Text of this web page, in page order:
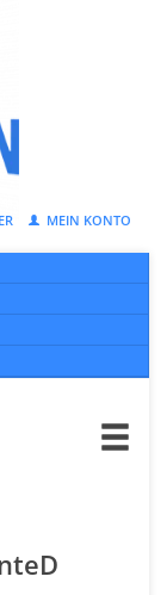
MEIN KONTO